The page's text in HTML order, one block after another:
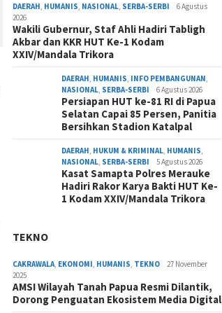
DAERAH HUMANIS NASIONAL SERBA-SERBI
6 Agustus
2026
Wakili Gubernur, Staf Ahli Hadiri Tabligh
Akbar dan KKR HUT Ke-1 Kodam
XXIV/Mandala Trikora
DAERAH HUMANIS INFO PEMBANGUNAN
NASIONAL SERBA-SERBI 6 Agustus 2026
Persiapan HUT ke-81 RI di Papua
Selatan Capai 85 Persen, Panitia
Bersihkan Stadion Katalpal
DAERAH HUKUM & KRIMINAL HUMANIS
NASIONAL SERBA-SERBI 5 Agustus 2026
Kasat Samapta Polres Merauke
Hadiri Rakor Karya Bakti HUT Ke-
1 Kodam XXIV/Mandala Trikora
TEKNO
CAKRAWALA EKONOMI HUMANIS TEKNO
27 November
2025
AMSI Wilayah Tanah Papua Resmi Dilantik,
Dorong Penguatan Ekosistem Media Digital